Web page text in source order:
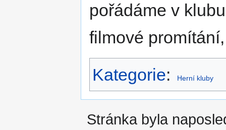
pořádáme v
filmové
Kategorie: Herní kluby
Stránka byla